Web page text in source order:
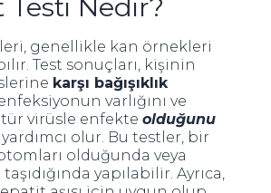
Testi Nedir?
genellikle kan örnekleri
Test sonuçları, kişinin
karşı bağışıklık
varlığını ve
virüsle enfekte olduğunu
olur. Bu testler, bir
olduğunda veya
yapılabilir. Ayrıca,